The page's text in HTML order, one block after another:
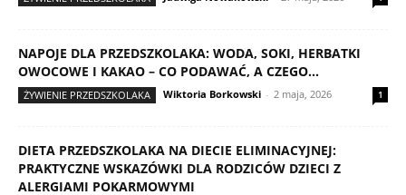
NAPOJE DLA PRZEDSZKOLAKA: WODA, SOKI, HERBATKI
OWOCOWE I KAKAO – CO PODAWAĆ, A CZEGO...
ŻYWIENIE PRZEDSZKOLAKA Wiktoria Borkowski - 2 maja, 2026 1
DIETA PRZEDSZKOLAKA NA DIECIE ELIMINACYJNEJ:
PRAKTYCZNE WSKAZÓWKI DLA RODZICÓW DZIECI Z
ALERGIAMI POKARMOWYMI